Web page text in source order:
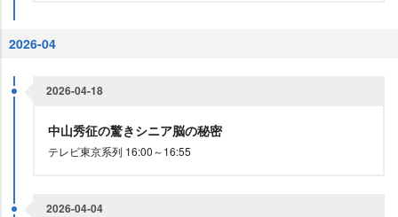
2026-04
2026-04-18
中山秀征の驚きシニア脳の秘密
テレビ東京系列 16:00～16:55
2026-04-04